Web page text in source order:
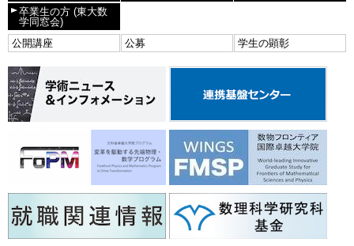
卒業生の方 (東大数
学同窓会)
公開講座
公募 学生の顕彰